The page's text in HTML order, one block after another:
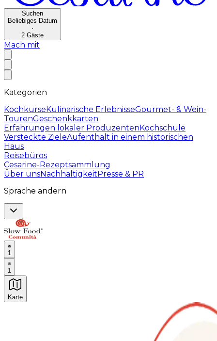
Suchen
Beliebiges Datum
·
2 Gäste
Mach mit
Kategorien
KochkurseKulinarische ErlebnisseGourmet- & Wein-
TourenGeschenkkarten
Erfahrungen lokaler ProduzentenKochschule
Versteckte ZieleAufenthalt in einem historischen
Haus
Reisebüros
Cesarine-Rezeptsammlung
Über unsNachhaltigkeitPresse & PR
Sprache ändern
1
1
Karte
Unvergessliche kulinarische Erlebnisse: